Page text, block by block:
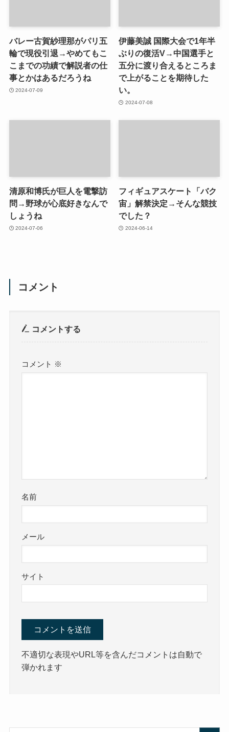
バレー古賀紗理那がパリ五
輪で現役引退→やめてもこ
こまでの功績で解説者の仕
事とかはあるだろうね
2024-07-09
伊藤美誠 国際大会で1年半
ぶりの復活V→中国選手と
五分に渡り合えるところま
で上がることを期待した
い。
2024-07-08
清原和博氏が巨人を電撃訪
問→野球が心底好きなんで
しょうね
2024-07-06
フィギュアスケート「バク
宙」解禁決定→そんな競技
でした？
2024-06-14
コメント
コメントする
コメント ※
名前
メール
サイト
不適切な表現やURL等を含んだコメントは自動で
弾かれます